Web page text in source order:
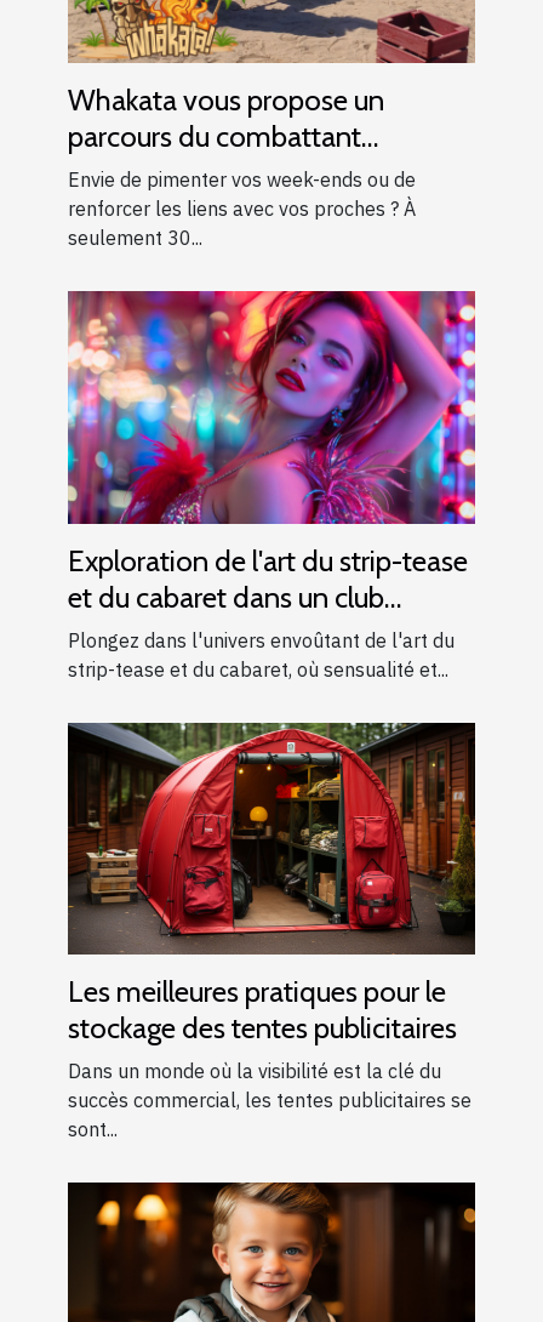
Whakata vous propose un
parcours du combattant
d’exception près d’Aix-en-
Provence !
Envie de pimenter vos week-ends ou de
renforcer les liens avec vos proches ? À
seulement 30...
Exploration de l'art du strip-tease
et du cabaret dans un club
moderne
Plongez dans l'univers envoûtant de l'art du
strip-tease et du cabaret, où sensualité et...
Les meilleures pratiques pour le
stockage des tentes publicitaires
Dans un monde où la visibilité est la clé du
succès commercial, les tentes publicitaires se
sont...